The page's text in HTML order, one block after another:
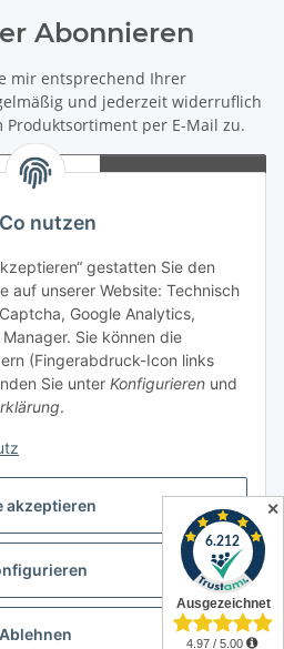
akzeptieren
Ablehnen
nutzen
gestatten Sie den
auf unserer Website: Technisch
Google Analytics,
Sie können die
(Fingerabdruck-Icon links
Sie unter Konfigurieren und
.
Abonnieren
mir entsprechend Ihrer
und jederzeit widerruflich
per E-Mail zu.
Abonnieren
zzgl.Versand
✕